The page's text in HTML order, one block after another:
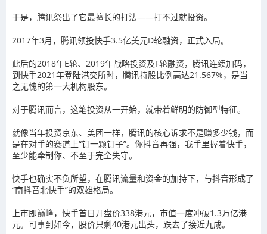
于是，腾讯祭出了它最擅长的打法——打不过就投资。
2017年3月，腾讯领投快手3.5亿美元D轮融资，正式入局。
此后的2018年E轮、2019年战略投资及F轮融资，腾讯连续加码，
到快手2021年登陆港交所时，腾讯持股比例高达21.567%，是当
之无愧的第一大机构股东。
对于腾讯而言，这笔投资从一开始，就带着鲜明的防御型特征。
就像当年投资京东、美团一样，腾讯的核心诉求不是赚多少钱，而
是在对手的赛道上“钉一颗钉子”。你抖音再强，我手里握着快手，
至少能牵制你、不至于完全失守。
快手也确实不负所望，在腾讯流量和资金的加持下，与抖音形成了
“南抖音北快手”的双雄格局。
上市即巅峰，快手首日开盘价338港元，市值一度冲破1.3万亿港
元。可事到如今，股价只剩40港元出头，跌去了接近九成。